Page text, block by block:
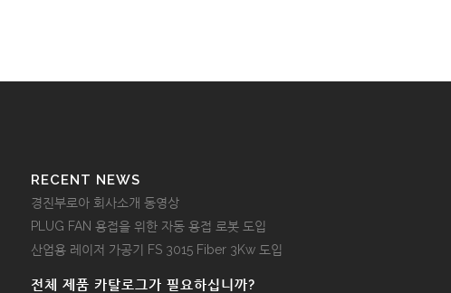
RECENT NEWS
경진부로아 회사소개 동영상
PLUG FAN 용접을 위한 자동 용접 로봇 도입
산업용 레이저 가공기 FS 3015 Fiber 3Kw 도입
전체 제품 카탈로그가 필요하십니까?